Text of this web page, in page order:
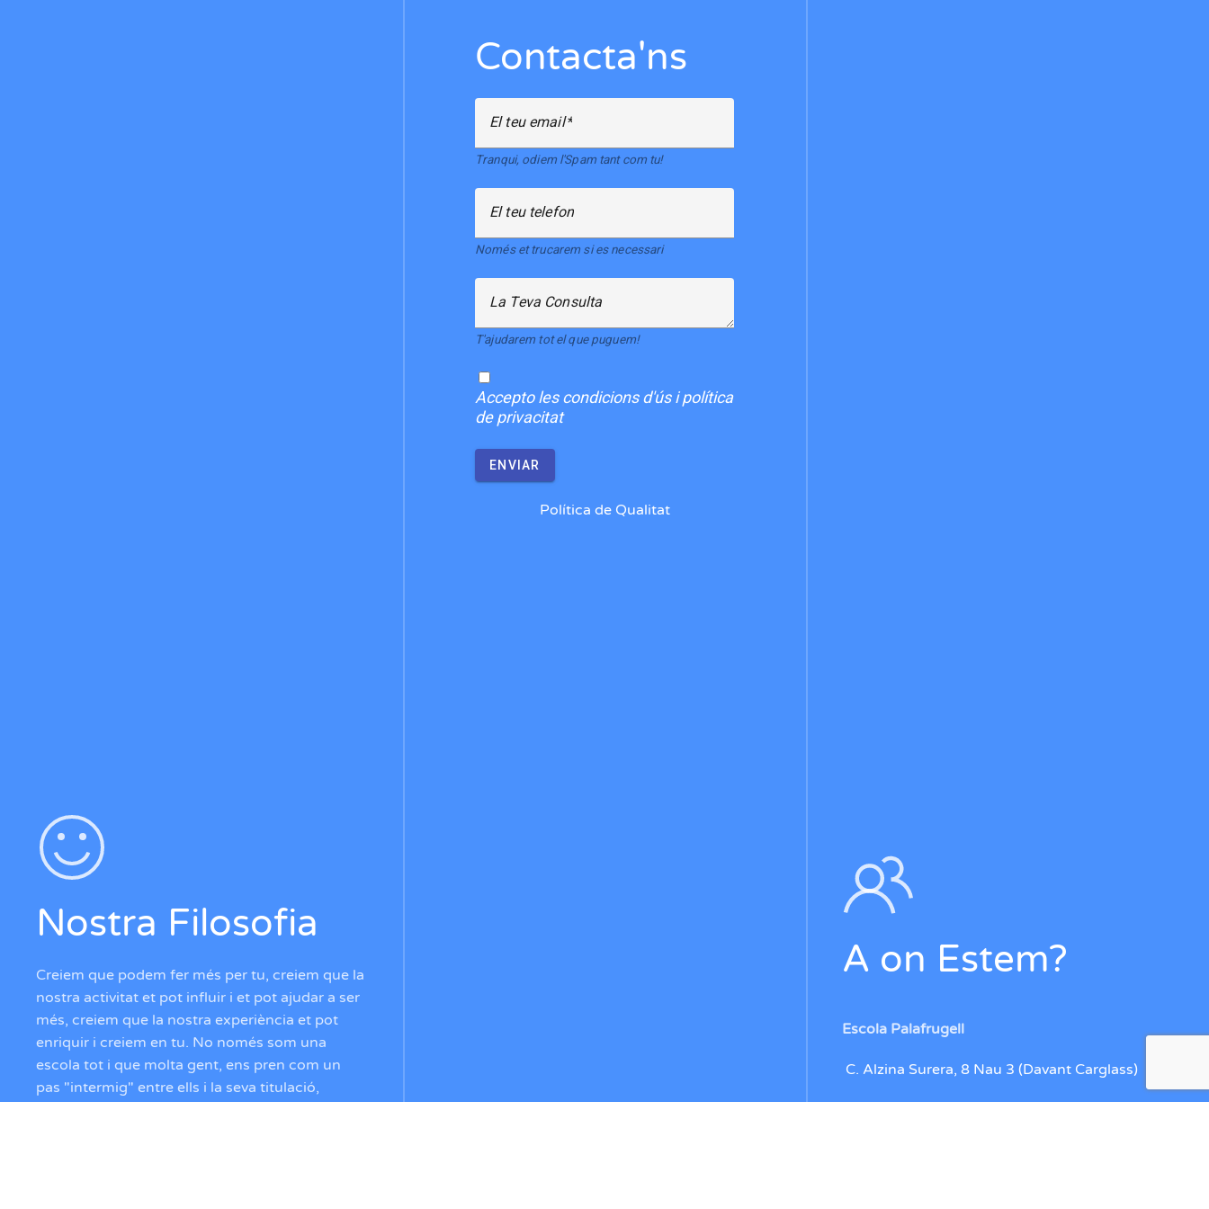
Nostra Filosofia
Creiem que podem fer més per tu, creiem que la
nostra activitat et pot influir i et pot ajudar a ser
més, creiem que la nostra experiència et pot
enriquir i creiem en tu. No només som una
escola tot i que molta gent, ens pren com un
pas "intermig" entre ells i la seva titulació,
Contacta'ns
El teu email
Tranqui, odiem l'Spam tant com tu!
El teu telefon
Només et trucarem si es necessari
La Teva Consulta
T'ajudarem tot el que puguem!
Acceptoles condicions d'ús i política
de privacitat
ENVIAR
Política de Qualitat
A on Estem?
Escola Palafrugell
C. Alzina Surera, 8 Nau 3 (Davant Carglass)